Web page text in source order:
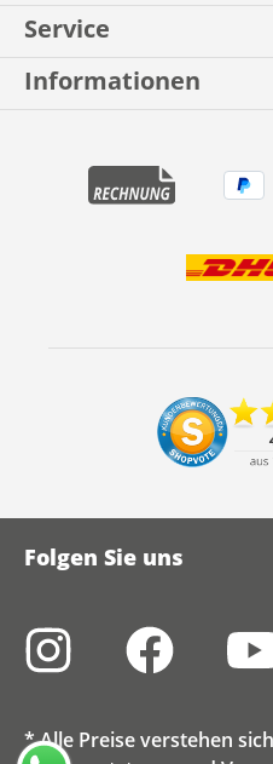
Service
Informationen
Folgen Sie uns
* Alle Preise verstehen